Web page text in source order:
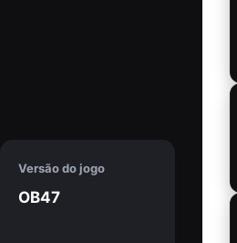
Versão do jogo
OB47